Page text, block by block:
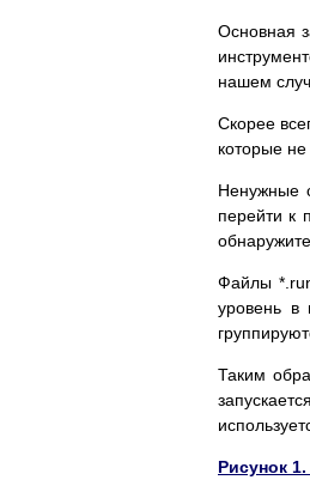
Основная
нашем
Скорее
которые не
Ненужные
перейти к
Файлы
уровень в
Таким
Рисунок 1.